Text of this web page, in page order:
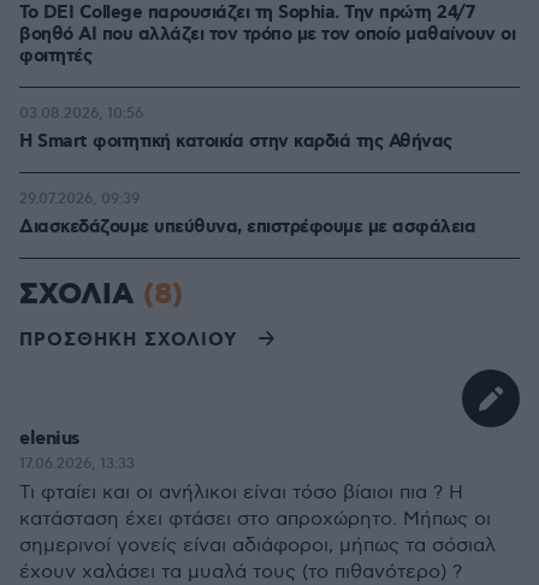
Το DEI College παρουσιάζει τη Sophia. Την πρώτη 24/7
βοηθό AI που αλλάζει τον τρόπο με τον οποίο μαθαίνουν οι
φοιτητές
Η Smart φοιτητική κατοικία στην καρδιά της Αθήνας
03.08.2026, 10:56
Διασκεδάζουμε υπεύθυνα, επιστρέφουμε με ασφάλεια
29.07.2026, 09:39
ΣΧΟΛΙΑ (8)
ΠΡΟΣΘΗΚΗ ΣΧΟΛΙΟΥ
elenius
17.06.2026, 13:33
Τι φταίει και οι ανήλικοι είναι τόσο βίαιοι πια ? Η
κατάσταση έχει φτάσει στο απροχώρητο. Μήπως οι
σημερινοί γονείς είναι αδιάφοροι, μήπως τα σόσιαλ
έχουν χαλάσει τα μυαλά τους (το πιθανότερο) ?